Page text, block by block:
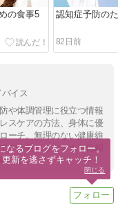
の食事5 認知症予防の
82日前
イス
や体調管理に役立つ情報
スケアの方法、身体に優
ーチ。無理のない健康維
す。親しみやすさと信頼
です。
なるブログをフォロー。
新を逃さずキャッチ！
閉じる